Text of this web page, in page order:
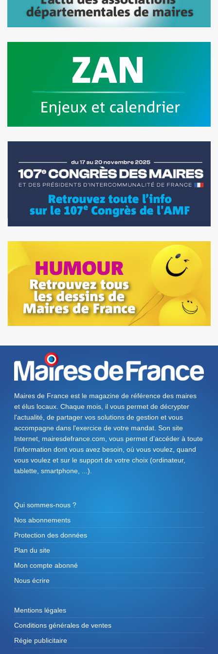
Maires de France est le magazine de référence des maires
et élus locaux. Chaque mois, il vous permet de décrypter
l'actualité, de partager vos solutions de gestion et vous
accompagne dans l'exercice de votre mandat. Son site
Internet, mairesdefrance.com, vous permet d’accéder à toute
l'information dont vous avez besoin, où vous voulez, quand
vous voulez et sur le support de votre choix (ordinateur,
tablette, smartphone, ...).
Qui sommes-nous ?
Nos abonnements
Protection des données
Plan du site
Mon compte abonné
Nous écrire
Mentions légales
Conditions générales de ventes
Régie publicitaire